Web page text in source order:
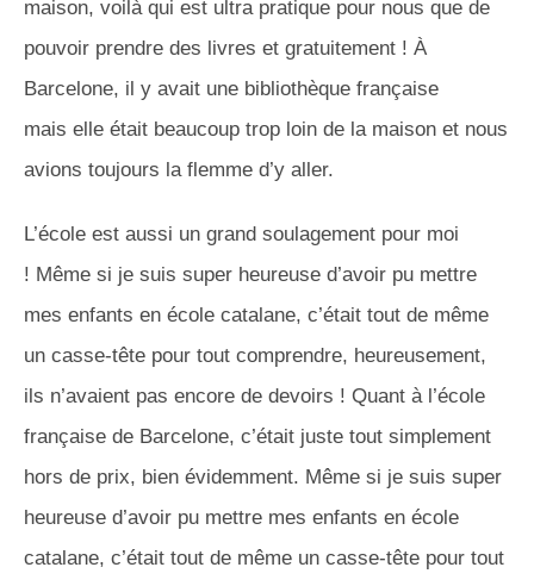
maison, voilà qui est ultra pratique pour nous que de
pouvoir prendre des livres et gratuitement ! À
Barcelone, il y avait une bibliothèque française
mais elle était beaucoup trop loin de la maison et nous
avions toujours la flemme d’y aller.
L’école est aussi un grand soulagement pour moi
! Même si je suis super heureuse d’avoir pu mettre
mes enfants en école catalane, c’était tout de même
un casse-tête pour tout comprendre, heureusement,
ils n’avaient pas encore de devoirs ! Quant à l’école
française de Barcelone, c’était juste tout simplement
hors de prix, bien évidemment. Même si je suis super
heureuse d’avoir pu mettre mes enfants en école
catalane, c’était tout de même un casse-tête pour tout